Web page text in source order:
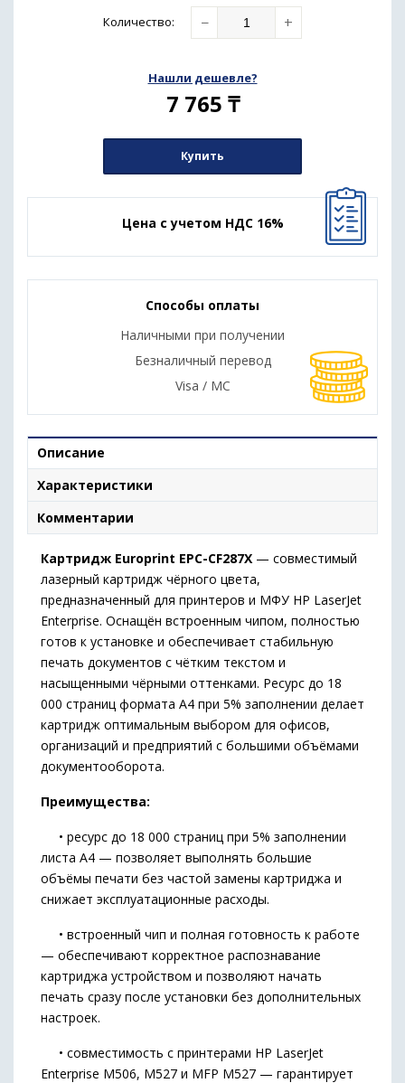
Количество: − +
Нашли дешевле?
7 765 ₸
Купить
Цена с учетом НДС 16%
Способы оплаты
Наличными при получении
Безналичный перевод
Visa / MC
Описание
Характеристики
Комментарии
Картридж Europrint EPC-CF287X — совместимый
лазерный картридж чёрного цвета,
предназначенный для принтеров и МФУ HP LaserJet
Enterprise. Оснащён встроенным чипом, полностью
готов к установке и обеспечивает стабильную
печать документов с чётким текстом и
насыщенными чёрными оттенками. Ресурс до 18
000 страниц формата А4 при 5% заполнении делает
картридж оптимальным выбором для офисов,
организаций и предприятий с большими объёмами
документооборота.
Преимущества:
• ресурс до 18 000 страниц при 5% заполнении
листа А4 — позволяет выполнять большие
объёмы печати без частой замены картриджа и
снижает эксплуатационные расходы.
• встроенный чип и полная готовность к работе
— обеспечивают корректное распознавание
картриджа устройством и позволяют начать
печать сразу после установки без дополнительных
настроек.
• совместимость с принтерами HP LaserJet
Enterprise M506, M527 и MFP M527 — гарантирует